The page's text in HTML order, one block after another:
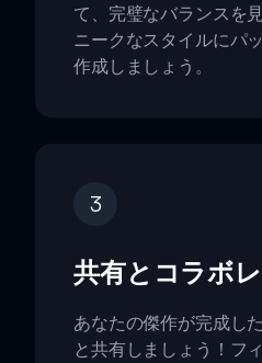
て、完璧なバランスを
ニークなスタイルにパ
作成しましょう。
3
共有とコラボ
あなたの傑作が完成し
と共有しましょう！フ